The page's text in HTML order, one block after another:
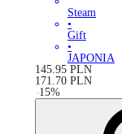
Steam
•
Gift
•
JAPONIA
145.95 PLN
171.70 PLN
-15%